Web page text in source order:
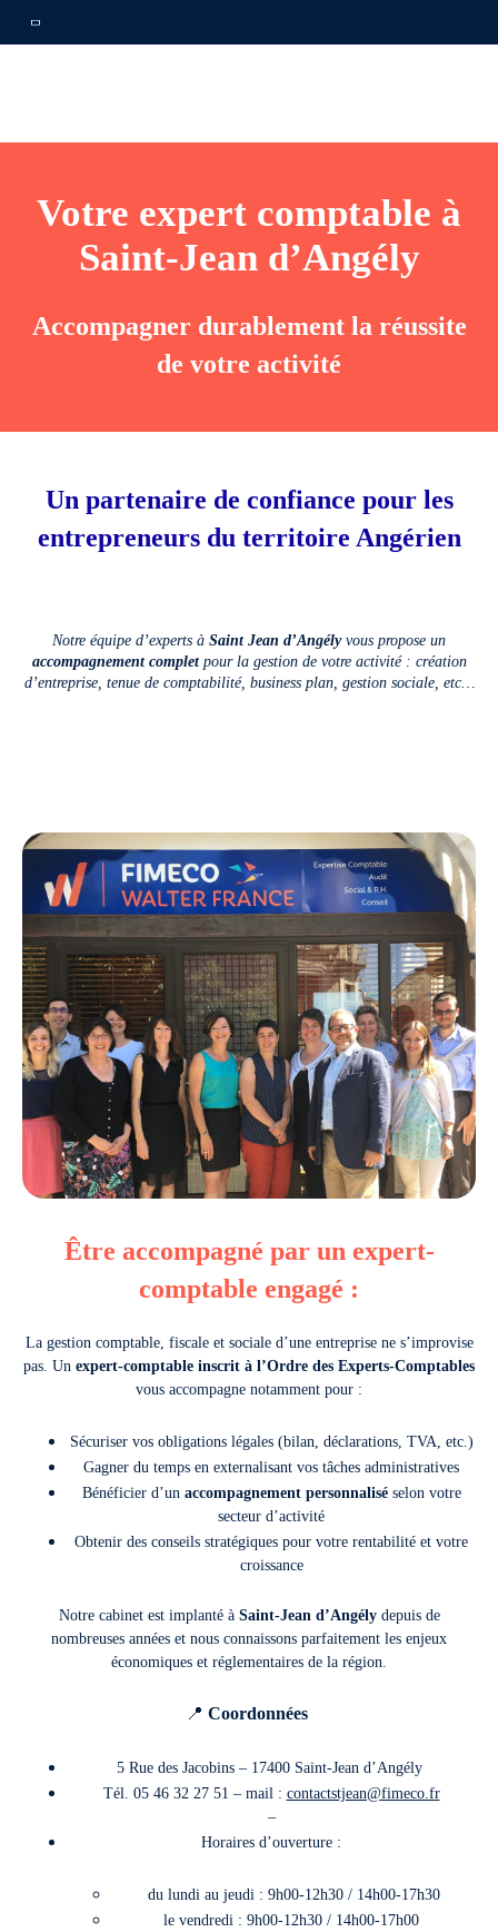
Votre expert comptable à
Saint-Jean d’Angély
Accompagner durablement la réussite
de votre activité
Un partenaire de confiance pour les
entrepreneurs du territoire Angérien
Notre équipe d’experts à Saint Jean d’Angélyvous propose un
accompagnement completpour la gestion de votre activité : création
d’entreprise, tenue de comptabilité, business plan, gestion sociale, etc…
Être accompagné par un expert-
comptable engagé :
La gestion comptable, fiscale et sociale d’une entreprise ne s’improvise
pas. Un expert-comptable inscrit à l’Ordre des Experts-Comptables
vous accompagne notamment pour :
Sécuriser vos obligations légales (bilan, déclarations, TVA, etc.)
Gagner du temps en externalisant vos tâches administratives
Bénéficier d’un accompagnement personnaliséselon votre
secteur d’activité
Obtenir des conseils stratégiques pour votre rentabilité et votre
croissance
Notre cabinet est implanté à Saint-Jean d’Angélydepuis de
nombreuses années et nous connaissons parfaitement les enjeux
économiques et réglementaires de la région.
📍 Coordonnées
5 Rue des Jacobins– 17400 Saint-Jean d’Angély
Tél. 05 46 32 27 51 – mail : contactstjean@fimeco.fr
–
Horaires d’ouverture :
du lundi au jeudi : 9h00-12h30 / 14h00-17h30
le vendredi : 9h00-12h30 / 14h00-17h00